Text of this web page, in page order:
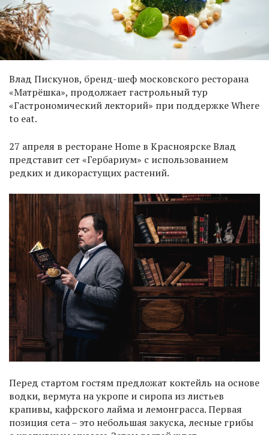
Влад Пискунов, бренд-шеф московского ресторана
«Матрёшка», продолжает гастрольный тур
«Гастрономический лекторий» при поддержке Where
to eat.
27 апреля в ресторане Home в Красноярске Влад
представит сет «Гербариум» с использованием
редких и дикорастущих растений.
Перед стартом гостям предложат коктейль на основе
водки, вермута на укропе и сиропа из листьев
крапивы, кафрского лайма и лемонграсса. Первая
позиция сета – это небольшая закуска, лесные грибы